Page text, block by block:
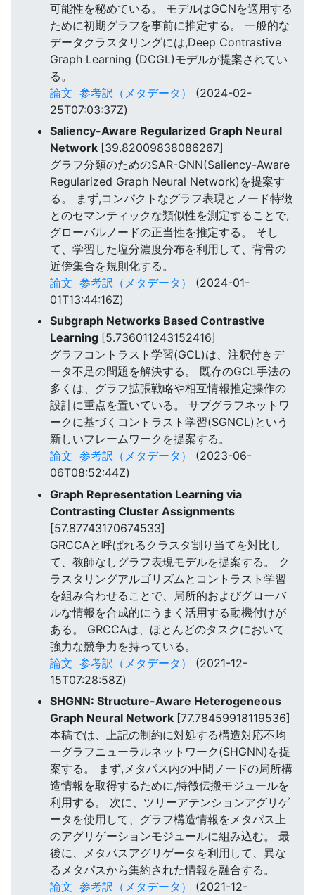
可能性を秘めている。 モデルはGCNを適用する
ために初期グラフを事前に推定する。 一般的な
データクラスタリングには,Deep Contrastive
Graph Learning (DCGL)モデルが提案されてい
る。
論文 参考訳（メタデータ）
(2024-02-
25T07:03:37Z)
Saliency-Aware Regularized Graph Neural
Network [39.82009838086267]
グラフ分類のためのSAR-GNN(Saliency-Aware
Regularized Graph Neural Network)を提案す
る。 まず,コンパクトなグラフ表現とノード特徴
とのセマンティックな類似性を測定することで,
グローバルノードの正当性を推定する。 そし
て、学習した塩分濃度分布を利用して、背骨の
近傍集合を規則化する。
論文 参考訳（メタデータ）
(2024-01-
01T13:44:16Z)
Subgraph Networks Based Contrastive
Learning [5.736011243152416]
グラフコントラスト学習(GCL)は、注釈付きデ
ータ不足の問題を解決する。 既存のGCL手法の
多くは、グラフ拡張戦略や相互情報推定操作の
設計に重点を置いている。 サブグラフネットワ
ークに基づくコントラスト学習(SGNCL)という
新しいフレームワークを提案する。
論文 参考訳（メタデータ）
(2023-06-
06T08:52:44Z)
Graph Representation Learning via
Contrasting Cluster Assignments
[57.87743170674533]
GRCCAと呼ばれるクラスタ割り当てを対比し
て、教師なしグラフ表現モデルを提案する。 ク
ラスタリングアルゴリズムとコントラスト学習
を組み合わせることで、局所的およびグローバ
ルな情報を合成的にうまく活用する動機付けが
ある。 GRCCAは、ほとんどのタスクにおいて
強力な競争力を持っている。
論文 参考訳（メタデータ）
(2021-12-
15T07:28:58Z)
SHGNN: Structure-Aware Heterogeneous
Graph Neural Network [77.78459918119536]
本稿では、上記の制約に対処する構造対応不均
一グラフニューラルネットワーク(SHGNN)を提
案する。 まず,メタパス内の中間ノードの局所構
造情報を取得するために,特徴伝搬モジュールを
利用する。 次に、ツリーアテンションアグリゲ
ータを使用して、グラフ構造情報をメタパス上
のアグリゲーションモジュールに組み込む。 最
後に、メタパスアグリゲータを利用して、異な
るメタパスから集約された情報を融合する。
論文 参考訳（メタデータ）
(2021-12-